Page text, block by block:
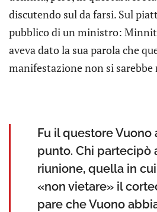
discutendo sul da farsi. Sul
pubblico di un ministro:
aveva dato la sua parola che
manifestazione non si sarebbe
Fu il questore Vuono
punto. Chi partecipò
riunione, quella in
«non vietare» il
pare che Vuono